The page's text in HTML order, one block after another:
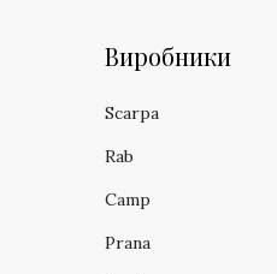
Виробники
Scarpa
Rab
Camp
Prana